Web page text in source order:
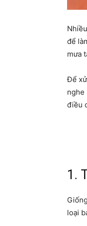
để
mưa
Để
nghe
điều
1.
loại